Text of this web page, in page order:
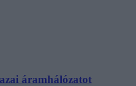
áramhálózatot